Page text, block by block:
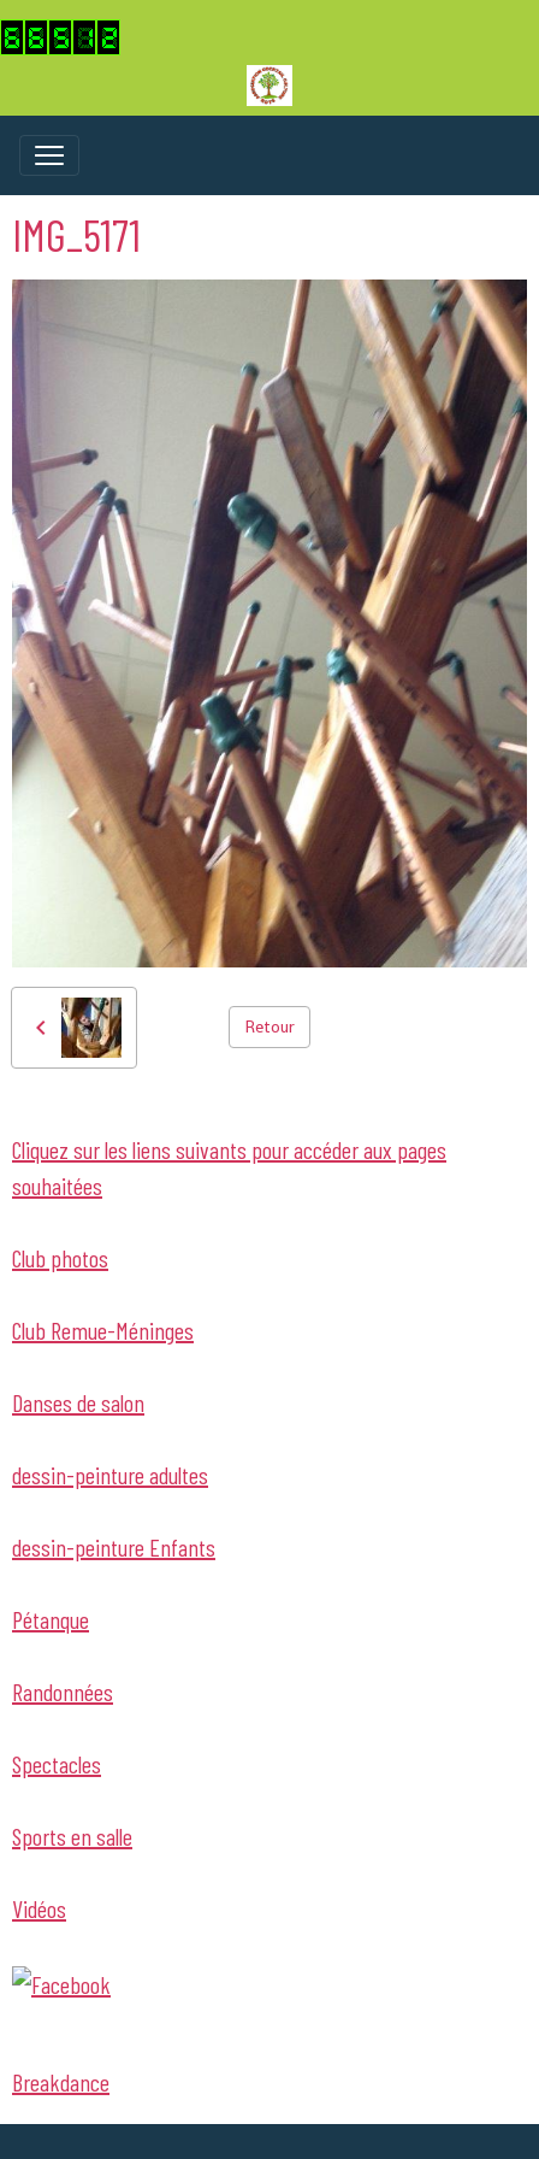
IMG_5171
Retour
Cliquez sur les liens suivants pour accéder aux pages
souhaitées
Club photos
Club Remue-Méninges
Danses de salon
dessin-peinture adultes
dessin-peinture Enfants
Pétanque
Randonnées
Spectacles
Sports en salle
Vidéos
Breakdance